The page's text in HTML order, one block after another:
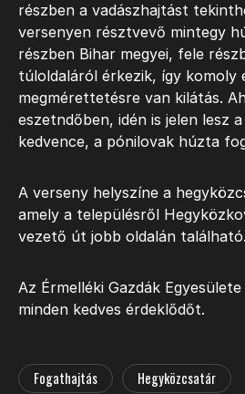
részben a vadászhajtást
versenyen résztvevő mintegy
részben Bihar megyei, fele
túloldaláról érkezik, így komoly
megmérettetésre van kilátás.
eszetndőben, idén is jelen lesz
kedvence, a pónilovak húzta
A verseny helyszíne a
amely a településről
vezető út jobb oldalán található.
Az Érmelléki Gazdák
minden kedves érdeklődőt.
Fogathajtás
Hegyközcsatár